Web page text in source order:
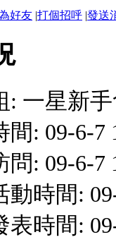
好友 |打個招呼 |發送
: 一星新
間: 09-6-7
問: 09-6-7
動時間:
表時間: